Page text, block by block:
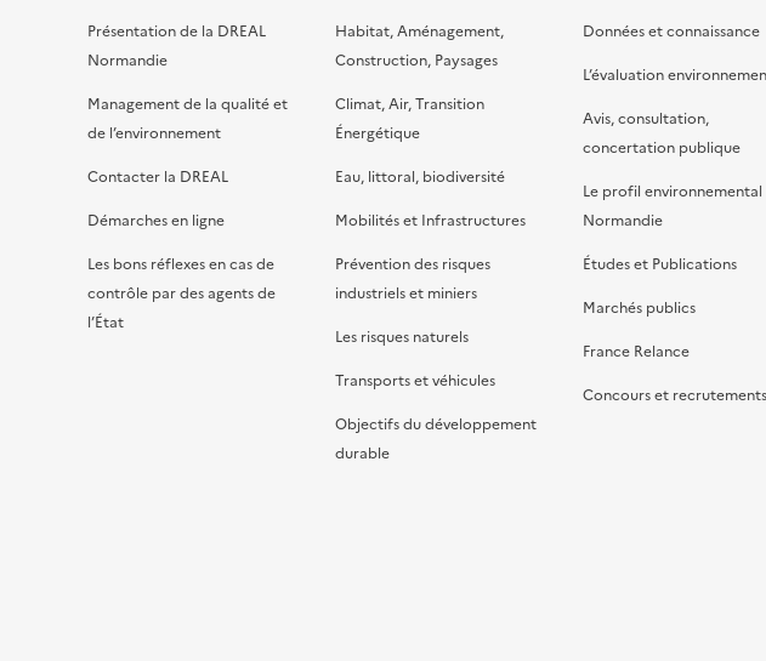
Présentation de la DREAL
Normandie
Management de la qualité et
de l’environnement
Contacter la DREAL
Démarches en ligne
Les bons réflexes en cas de
contrôle par des agents de
l’État
Habitat, Aménagement,
Construction, Paysages
Climat, Air, Transition
Énergétique
Eau, littoral, biodiversité
Mobilités et Infrastructures
Prévention des risques
industriels et miniers
Les risques naturels
Transports et véhicules
Objectifs du développement
durable
Données et connaissance
L’évaluation
Avis, consultation,
concertation publique
Le profil environnemental
Normandie
Études et Publications
Marchés publics
France Relance
Concours et recrutements